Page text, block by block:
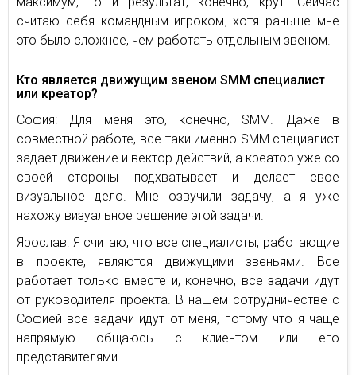
считаю себя командным игроком, хотя раньше мне
это было сложнее, чем работать отдельным звеном.
Кто является движущим звеном SMM специалист
или креатор?
София: Для меня это, конечно, SMM. Даже в
совместной работе, все-таки именно SMM специалист
задает движение и вектор действий, а креатор уже со
своей стороны подхватывает и делает свое
визуальное дело. Мне озвучили задачу, а я уже
нахожу визуальное решение этой задачи.
Ярослав: Я считаю, что все специалисты, работающие
в проекте, являются движущими звеньями. Все
работает только вместе и, конечно, все задачи идут
от руководителя проекта. В нашем сотрудничестве с
Софией все задачи идут от меня, потому что я чаще
напрямую общаюсь с клиентом или его
представителями.